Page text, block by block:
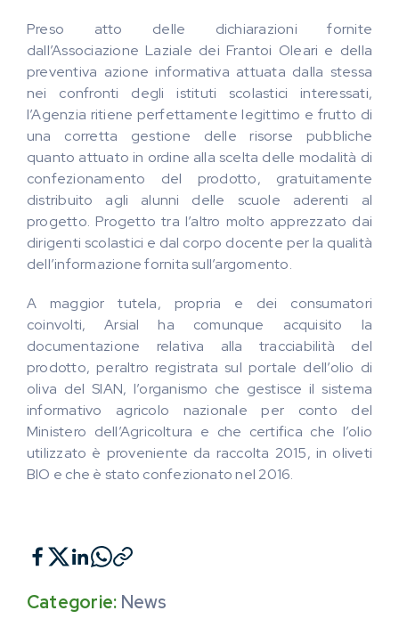
Preso atto delle dichiarazioni fornite
dall’Associazione Laziale dei Frantoi Oleari e della
preventiva azione informativa attuata dalla stessa
nei confronti degli istituti scolastici interessati,
l’Agenzia ritiene perfettamente legittimo e frutto di
una corretta gestione delle risorse pubbliche
quanto attuato in ordine alla scelta delle modalità di
confezionamento del prodotto, gratuitamente
distribuito agli alunni delle scuole aderenti al
progetto. Progetto tra l’altro molto apprezzato dai
dirigenti scolastici e dal corpo docente per la qualità
dell’informazione fornita sull’argomento.
A maggior tutela, propria e dei consumatori
coinvolti, Arsial ha comunque acquisito la
documentazione relativa alla tracciabilità del
prodotto, peraltro registrata sul portale dell’olio di
oliva del SIAN, l’organismo che gestisce il sistema
informativo agricolo nazionale per conto del
Ministero dell’Agricoltura e che certifica che l’olio
utilizzato è proveniente da raccolta 2015, in oliveti
BIO e che è stato confezionato nel 2016.
Categorie: News